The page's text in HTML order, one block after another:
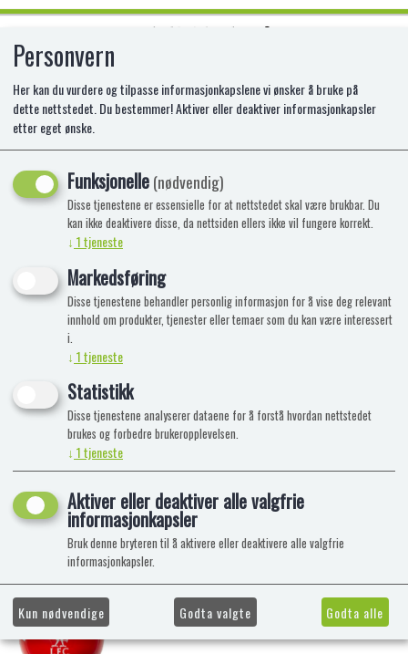
STRESSBALL LIVERPOOL FC
Personvern
Her kan du vurdere og tilpasse informasjonkapslene vi ønsker å bruke på
dette nettstedet. Du bestemmer! Aktiver eller deaktiver informasjonkapsler
etter eget ønske.
Funksjonelle(nødvendig)
Disse tjenestene er essensielle for at nettstedet skal være brukbar. Du
kan ikke deaktivere disse, da nettsiden ellers ikke vil fungere korrekt.
↓ 1tjeneste
Markedsføring
Disse tjenestene behandler personlig informasjon for å vise deg relevant
innhold om produkter, tjenester eller temaer som du kan være interessert
i.
↓ 1tjeneste
Statistikk
Disse tjenestene analyserer dataene for å forstå hvordan nettstedet
brukes og forbedre brukeropplevelsen.
↓ 1tjeneste
Aktiver eller deaktiver alle valgfrie
informasjonkapsler
Bruk denne bryteren til å aktivere eller deaktivere alle valgfrie
informasjonkapsler.
Kun nødvendige Godta valgte Godta alle